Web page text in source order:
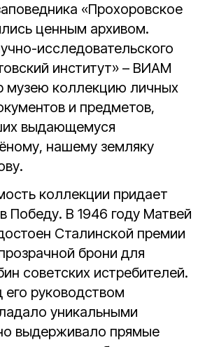
«Прохоровское
ценным архивом.
исследовательского
институт» – ВИАМ
музею коллекцию личных
и предметов,
выдающемуся
нашему земляку
коллекции придает
Победу. В 1946 году Матвей
Сталинской премии
брони для
советских истребителей.
руководством
уникальными
выдерживало прямые